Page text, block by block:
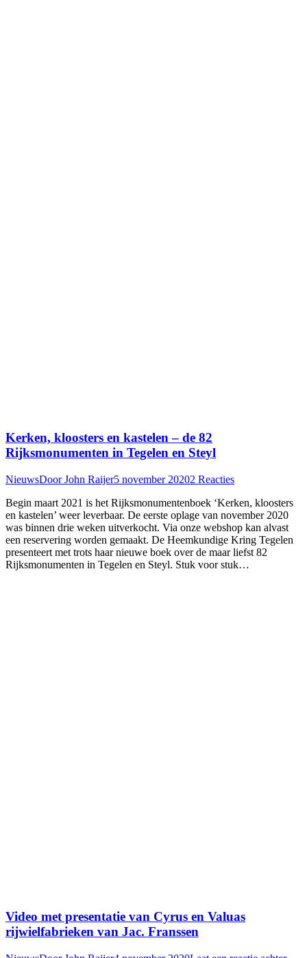
Kerken, kloosters en kastelen – de 82
Rijksmonumenten in Tegelen en Steyl
NieuwsDoorJohn Raijer5 november 20202 Reacties
Begin maart 2021 is het Rijksmonumentenboek ‘Kerken, kloosters
en kastelen’ weer leverbaar. De eerste oplage van november 2020
was binnen drie weken uitverkocht. Via onze webshop kan alvast
een reservering worden gemaakt. De Heemkundige Kring Tegelen
presenteert met trots haar nieuwe boek over de maar liefst 82
Rijksmonumenten in Tegelen en Steyl. Stuk voor stuk…
Video met presentatie van Cyrus en Valuas
rijwielfabrieken van Jac. Franssen